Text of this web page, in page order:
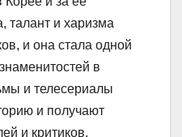
талант и харизма
и она стала одной
в
и телесериалы
и получают
и критиков.